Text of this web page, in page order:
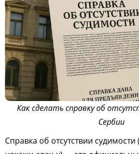
Как сделать справку об
Сербии
Справка об отсутствии